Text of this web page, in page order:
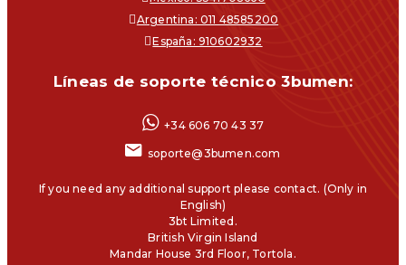
Argentina: 011 48585200
España: 910602932
Líneas de soporte técnico 3bumen:
+34 606 70 43 37
soporte@3bumen.com
If you need any additional support please contact. (Only in
English)
3bt Limited.
British Virgin Island
Mandar House 3rd Floor, Tortola.